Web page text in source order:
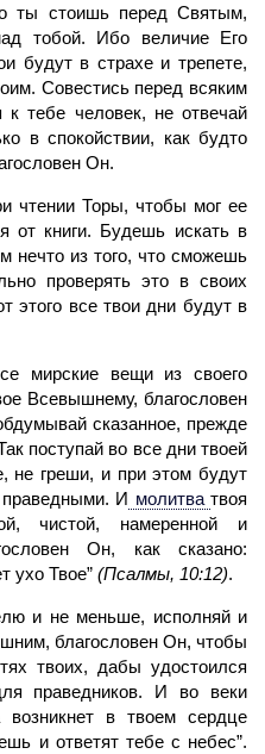
ты стоишь перед Святым,
тобой. Ибо величие Его
будут в страхе и трепете,
Совестись перед всяким
к тебе человек, не отвечай
в спокойствии, как будто
Он.
чтении Торы, чтобы мог ее
от книги. Будешь искать в
нечто из того, что сможешь
проверять это в своих
этого все твои дни будут в
мирские вещи из своего
Всевышнему, благословен
сказанное, прежде
поступай во все дни твоей
не греши, и при этом будут
И молитва твоя
чистой, намеренной и
Он, как сказано:
ухо Твое” (Псалмы, 10:12).
и не меньше, исполняй и
благословен Он, чтобы
твоих, дабы удостоился
праведников. И во веки
в твоем сердце
и ответят тебе с небес”.